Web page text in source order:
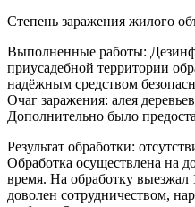
Степень заражения жилого
Выполненные работы:
приусадебной территории
надёжным средством
Очаг заражения: алея
Дополнительно было
Результат обработки:
Обработка осуществлена на
время. На обработку выезжал
доволен сотрудничеством,